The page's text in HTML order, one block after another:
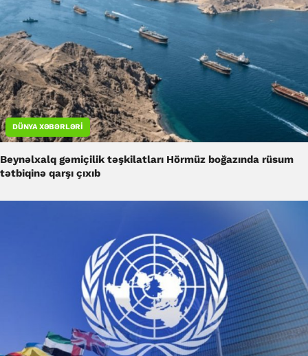
DÜNYA XƏBƏRLƏRI
Beynəlxalq gəmiçilik təşkilatları Hörmüz boğazında rüsum
tətbiqinə qarşı çıxıb